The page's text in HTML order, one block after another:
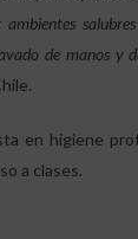
de manos y
en higiene
a clases.